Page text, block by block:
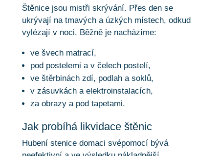
Štěnice jsou mistři skrývání. Přes den se
ukrývají na tmavých a úzkých místech, odkud
vylézají v noci. Běžně je nacházíme:
ve švech matrací,
pod postelemi a v čelech postelí,
ve štěrbinách zdí, podlah a soklů,
v zásuvkách a elektroinstalacích,
za obrazy a pod tapetami.
Jak probíhá likvidace štěnic
Hubení stenice domaci svépomocí bývá